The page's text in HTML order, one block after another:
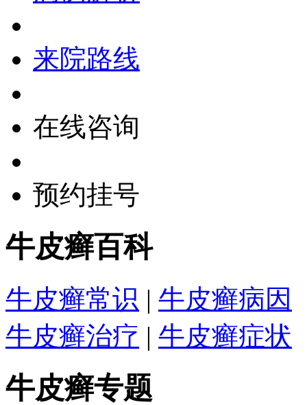
来院路线
在线咨询
预约挂号
牛皮癣百科
牛皮癣常识 | 牛皮癣病因
牛皮癣治疗 | 牛皮癣症状
牛皮癣专题